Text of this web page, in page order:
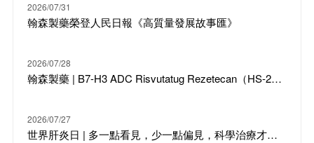
2026/07/31
翰森製藥榮登人民日報《高質量發展故事匯》
2026/07/28
翰森製藥 | B7-H3 ADC Risvutatug Rezetecan（HS-20093）骨肉瘤III期臨床ARTEMIS-011達到IRC-PFS主要終點
2026/07/27
世界肝炎日 | 多一點看見，少一點偏見，科學治療才是打敗乙肝的最強答案